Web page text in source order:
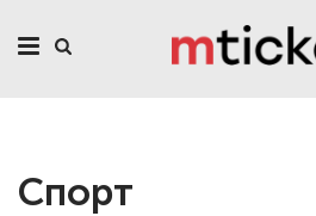
Спорт